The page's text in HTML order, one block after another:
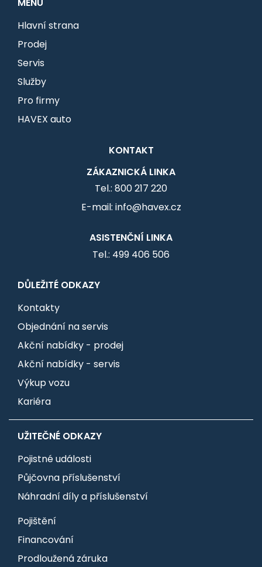
Hlavní strana
Prodej
Servis
Služby
Pro firmy
HAVEX auto
KONTAKT
ZÁKAZNICKÁ LINKA
Tel.: 800 217 220
E-mail: info@havex.cz
ASISTENČNÍ LINKA
Tel.: 499 406 506
DŮLEŽITÉ ODKAZY
Kontakty
Objednání na servis
Akční nabídky - prodej
Akční nabídky - servis
Výkup vozu
Kariéra
UŽITEČNÉ ODKAZY
Pojistné události
Půjčovna příslušenství
Náhradní díly a příslušenství
Pojištění
Financování
Prodloužená záruka